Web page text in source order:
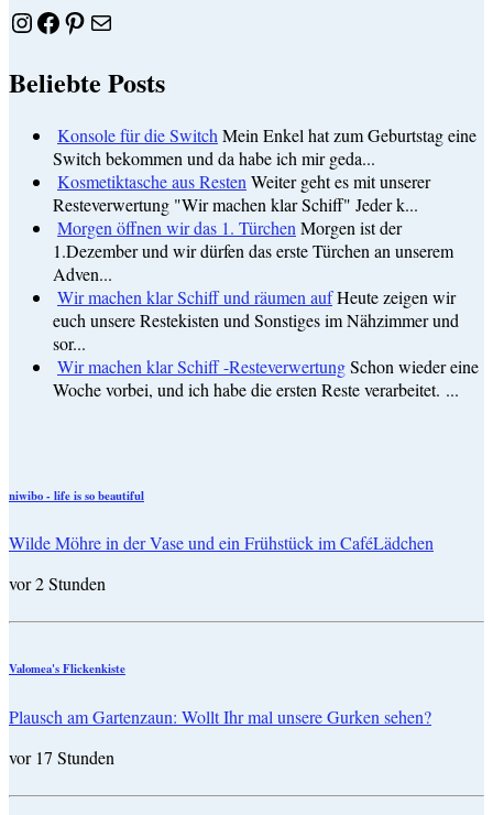
Instagram
Facebook
Pinterest
E-Mail
Beliebte Posts
Konsole für die Switch Mein Enkel hat zum Geburtstag eine
Switch bekommen und da habe ich mir geda...
Kosmetiktasche aus Resten Weiter geht es mit unserer
Resteverwertung "Wir machen klar Schiff" Jeder k...
Morgen öffnen wir das 1. Türchen Morgen ist der
1.Dezember und wir dürfen das erste Türchen an unserem
Adven...
Wir machen klar Schiff und räumen aufHeute zeigen wir
euch unsere Restekisten und Sonstiges im Nähzimmer und
sor...
Wir machen klar Schiff -ResteverwertungSchon wieder eine
Woche vorbei, und ich habe die ersten Reste verarbeitet. ...
niwibo - life is so beautiful
Wilde Möhre in der Vase und ein Frühstück im CaféLädchen
vor 2 Stunden
Valomea's Flickenkiste
Plausch am Gartenzaun: Wollt Ihr mal unsere Gurken sehen?
vor 17 Stunden